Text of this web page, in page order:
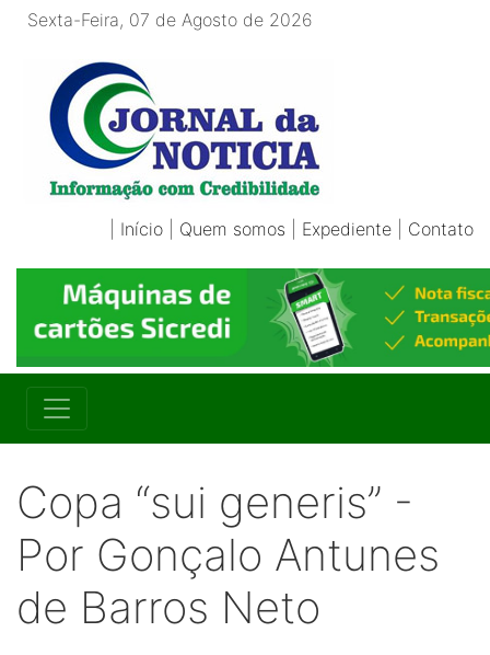
Sexta-Feira, 07 de Agosto de 2026
Início Quem somos Expediente Contato
Copa “sui generis” -
Por Gonçalo Antunes
de Barros Neto